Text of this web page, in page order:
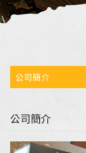
公司簡介
公司簡介